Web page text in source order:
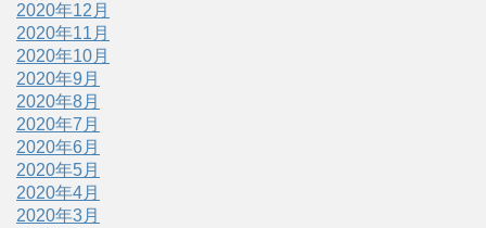
2020年12月
2020年11月
2020年10月
2020年9月
2020年8月
2020年7月
2020年6月
2020年5月
2020年4月
2020年3月